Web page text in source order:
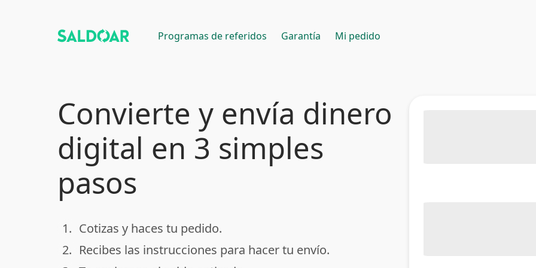
Programas de referidos Garantía Mi pedido
Convierte y envía dinero
digital en 3 simples
pasos
done
1. Cotizas y haces tu pedido.
done
2. Recibes las instrucciones para hacer tu envío.